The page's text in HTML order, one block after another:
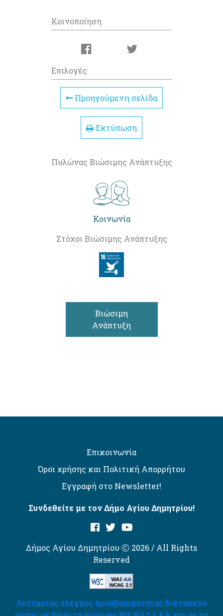
Κοινοποίηση
Επιλογές
Προηγούμενη σελίδα
Εκτύπωση
Πυλώνας Βιώσιμης Ανάπτυξης
Κοινωνία
Στόχοι Βιώσιμης Ανάπτυξης
Βιώσιμη
Ανάπτυξη
Επικοινωνία
Όροι χρήσης και Πολιτική Απορρήτου
Εγγραφή στο Newsletter!
Συνδεθείτε με τον Δήμο Αγίου Δημητρίου!
Δήμος Αγίου Δημητρίου Ⓒ 2026 / All Rights
Reserved
Αυτόματος έλεγχος προσβασιμότητας δικτυακού